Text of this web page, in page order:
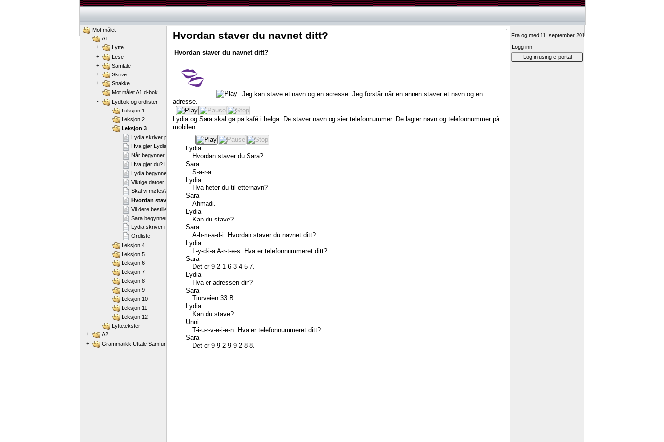
Hvordan staver du navnet ditt?
Hvordan staver du navnet ditt?
Jeg kan stave et navn og en adresse. Jeg forstår når en annen staver et navn og en
adresse.
Lydia og Sara skal gå på kafé i helga. De staver navn og sier telefonnummer. De lagrer navn og telefonnummer på
mobilen.
Lydia
Hvordan staver du Sara?
Sara
S-a-r-a.
Lydia
Hva heter du til etternavn?
Sara
Ahmadi.
Lydia
Kan du stave?
Sara
A-h-m-a-d-i.
Hvordan staver du navnet ditt?
Lydia
L-y-d-i-a A-r-t-e-s. Hva er telefonnummeret ditt?
Sara
Det er 9-2-1-6-3-4-5-7.
Lydia
Hva er adressen din?
Sara
Tiurveien 33 B.
Lydia
Kan du stave?
Unni
T-i-u-r-v-e-i-e-n. Hva er telefonnummeret ditt?
Sara
Det er 9-9-2-9-9-2-8-8.
Mot målet
-
A1
+
Lytte
+
Lese
+
Samtale
+
Skrive
+
Snakke
Mot målet A1 d-bok
-
Lydbok og ordlister
Leksjon 1
Leksjon 2
-
Leksjon 3
Lydia skriver postkort.
Hva gjør Lydia og Jørgen på jobb?
Når begynner du på jobb?
Hva gjør du? Hva liker du å gjøre?
Lydia begynner på norskkurs
Viktige datoer
Skal vi møtes?
Hvordan staver du navnet ditt?
Vil dere bestille?
Sara begynner i språkpraksis
Lydia skriver i ei dagbok
Ordliste
Leksjon 4
Leksjon 5
Leksjon 6
Leksjon 7
Leksjon 8
Leksjon 9
Leksjon 10
Leksjon 11
Leksjon 12
Lyttetekster
+
A2
+
Grammatikk Uttale Samfunnskunnskap
Fra og med 11. september 2017 vil innlogging til Min vei-
Logg inn
Log in using e-portal